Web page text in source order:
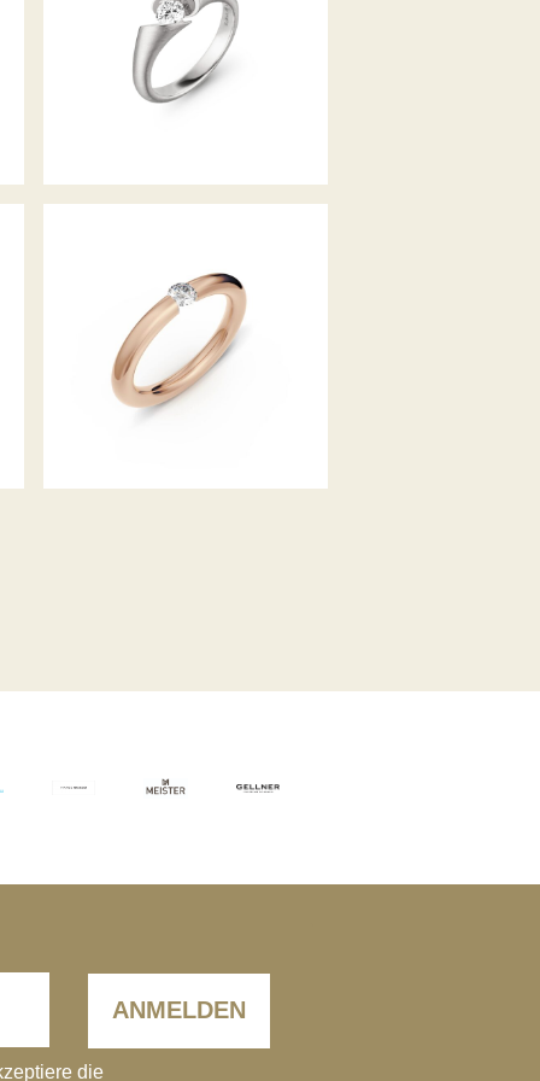
SPANNRING ANTARES
ANMELDEN
die